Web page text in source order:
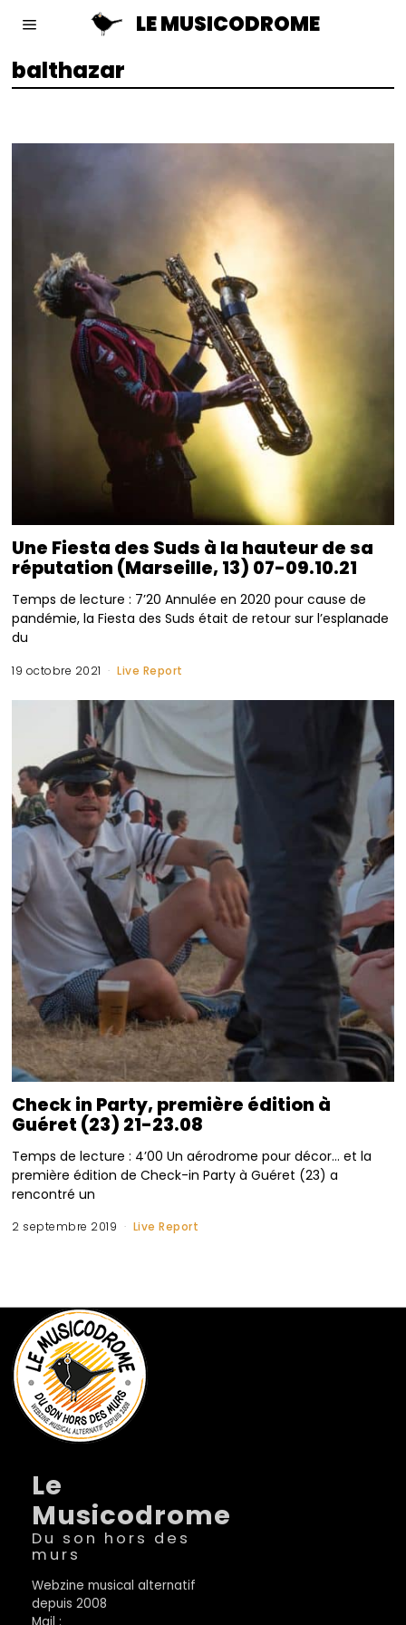
LE MUSICODROME
balthazar
Une Fiesta des Suds à la hauteur de sa
réputation (Marseille, 13) 07-09.10.21
Temps de lecture : 7’20 Annulée en 2020 pour cause de
pandémie, la Fiesta des Suds était de retour sur l’esplanade
du
19 octobre 2021 Live Report
Check in Party, première édition à
Guéret (23) 21-23.08
Temps de lecture : 4’00 Un aérodrome pour décor… et la
première édition de Check-in Party à Guéret (23) a
rencontré un
2 septembre 2019 Live Report
Le
Musicodrome
Du son hors des
murs
Webzine musical alternatif
depuis 2008